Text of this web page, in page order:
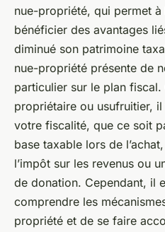
nue-propriété, qui permet à
bénéficier des avantages
diminué son patrimoine
nue-propriété présente de
particulier sur le plan
propriétaire ou usufruitier,
votre fiscalité, que ce soit
base taxable lors de
l’impôt sur les revenus ou
de donation. Cependant, il
comprendre les
propriété et de se faire